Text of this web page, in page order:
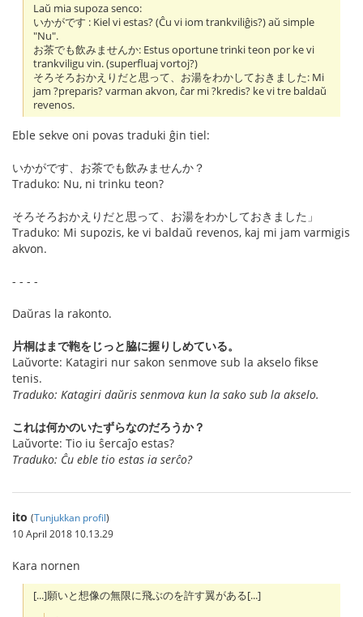
Laŭ mia supoza senco:
いかがです : Kiel vi estas? (Ĉu vi iom trankviliĝis?) aŭ simple
"Nu".
お茶でも飲みませんか: Estus oportune trinki teon por ke vi
trankviligu vin. (superfluaj vortoj?)
そろそろおかえりだと思って、お湯をわかしておきました: Mi
jam ?preparis? varman akvon, ĉar mi ?kredis? ke vi tre baldaŭ
revenos.
Eble sekve oni povas traduki ĝin tiel:
いかがです、お茶でも飲みませんか？
Traduko: Nu, ni trinku teon?
そろそろおかえりだと思って、お湯をわかしておきました」
Traduko: Mi supozis, ke vi baldaŭ revenos, kaj mi jam varmigis
akvon.
- - - -
Daŭras la rakonto.
片桐はまで鞄をじっと脇に握りしめている。
Laŭvorte: Katagiri nur sakon senmove sub la akselo fikse
tenis.
Traduko: Katagiri daŭris senmova kun la sako sub la akselo.
これは何かのいたずらなのだろうか？
Laŭvorte: Tio iu ŝercaĵo estas?
Traduko: Ĉu eble tio estas ia serĉo?
ito (Tunjukkan profil)
10 April 2018 10.13.29
Kara nornen
[...]願いと想像の無限に飛ぶのを許す翼がある[...]